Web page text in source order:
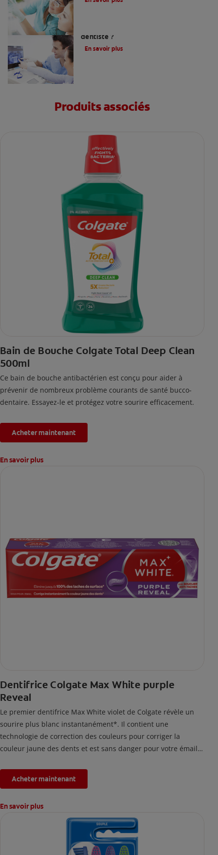
dentiste ?
En savoir plus
Produits associés
Bain de Bouche Colgate Total Deep Clean
500ml
Ce bain de bouche antibactérien est conçu pour aider à
prévenir de nombreux problème courants de santé bucco-
dentaire. Essayez-le et protégez votre sourire efficacement.
Acheter maintenant
En savoir plus
Dentifrice Colgate Max White purple
Reveal
Le premier dentifrice Max White violet de Colgate révèle un
sourire plus blanc instantanément*. Il contient une
technologie de correction des couleurs pour corriger la
couleur jaune des dents et est sans danger pour votre émail.
Acheter maintenant
En savoir plus